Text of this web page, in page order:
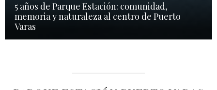
5 años de Parque Estación: comunidad,
memoria y naturaleza al centro de Puerto
Varas